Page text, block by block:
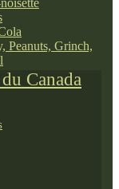
Canada
Peanuts, Grinch,